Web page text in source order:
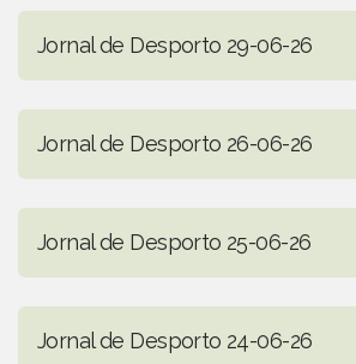
Jornal de Desporto 29-06-26
Jornal de Desporto 26-06-26
Jornal de Desporto 25-06-26
Jornal de Desporto 24-06-26